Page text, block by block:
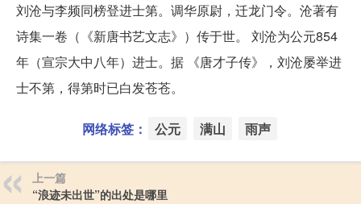
刘沧与李频同榜登进士第。调华原尉，迁龙门令。沧著有
诗集一卷（《新唐书艺文志》）传于世。 刘沧为公元854
年（宣宗大中八年）进士。据 《唐才子传》，刘沧屡举进
士不第，得第时已白发苍苍。
网络标签： 公元 满山 雨声
上一篇
“浪迹未出世”的出处是哪里